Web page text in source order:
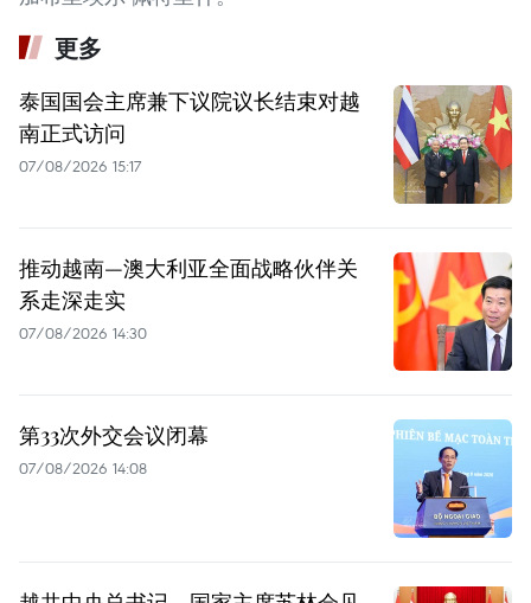
更多
泰国国会主席兼下议院议长结束对越
南正式访问
07/08/2026 15:17
推动越南—澳大利亚全面战略伙伴关
系走深走实
07/08/2026 14:30
第33次外交会议闭幕
07/08/2026 14:08